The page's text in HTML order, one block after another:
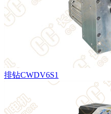
排钻CWDV6S1